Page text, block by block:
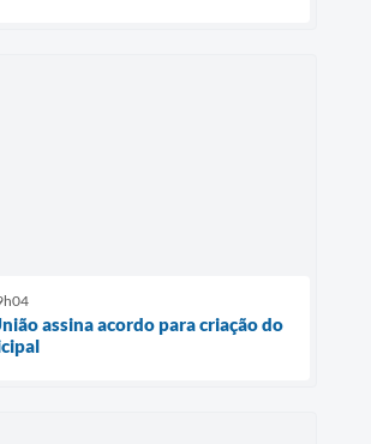
assina acordo para criação do